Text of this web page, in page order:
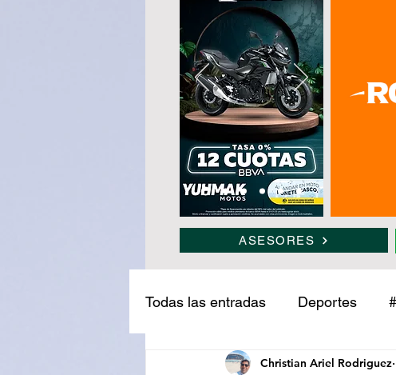
ASESORES
Todas las entradas Deportes
Narcotráfico Ledesma
Christian Ariel Rodriguez